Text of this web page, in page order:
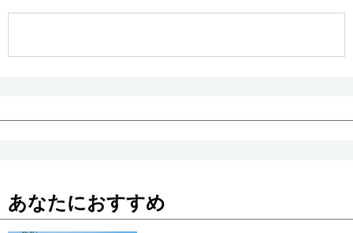
あなたにおすすめ